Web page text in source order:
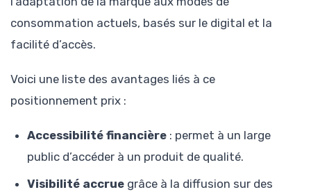
consommation actuels, basés sur le digital et la
facilité d’accès.
Voici une liste des avantages liés à ce
positionnement prix :
Accessibilité financière : permet à un large
public d’accéder à un produit de qualité.
Visibilité accrue grâce à la diffusion sur des